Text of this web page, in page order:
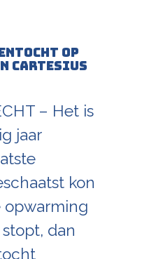
op
Cartesius
– Het is
jaar
kon
opwarming
dan